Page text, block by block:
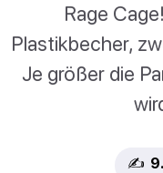
Rage
Plastikbecher,
Je größer die
✍️ 9.